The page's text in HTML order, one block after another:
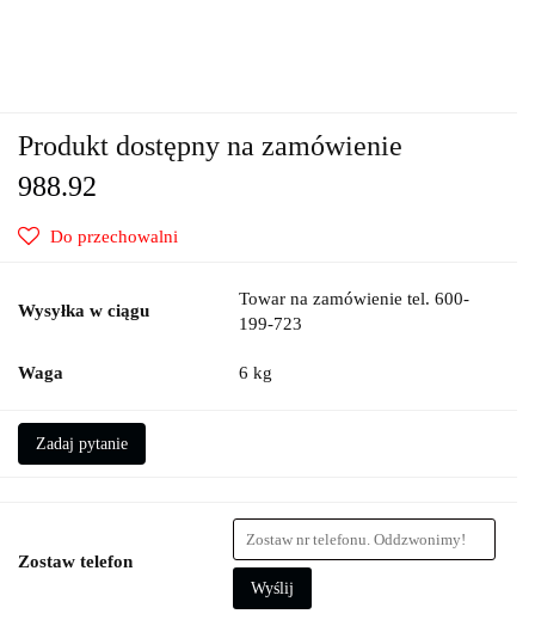
Produkt dostępny na zamówienie
988.92
Do przechowalni
Wysyłka w ciągu
Towar na zamówienie tel. 600-
199-723
Waga 6 kg
Zadaj pytanie
Zostaw telefon
Wyślij